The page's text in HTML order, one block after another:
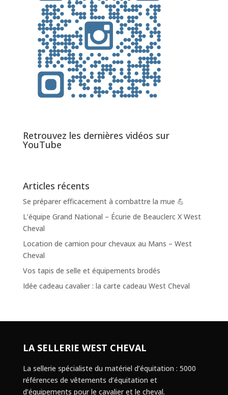
Retrouvez les dernières vidéos sur
YouTube
Articles récents
Se préparer efficacement à combattre la mue 💪
L’équipe Grand National – Écurie de Beauclerc X West
Cheval
Location de camion pour chevaux au Mans – West
Cheval
Vos tapis de selle et équipements brodés
Idée cadeau cavalier : la carte cadeau West Cheval
LA SELLERIE WEST CHEVAL
La sellerie spécialiste du matériel d’équitation : 5000
références de vêtements d’équitation et
d’équipements pour le cavalier et le cheval.